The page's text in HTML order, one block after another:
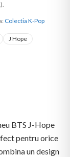
Colectia K-Pop
J Hope
BTS J-Hope
pentru orice
un design